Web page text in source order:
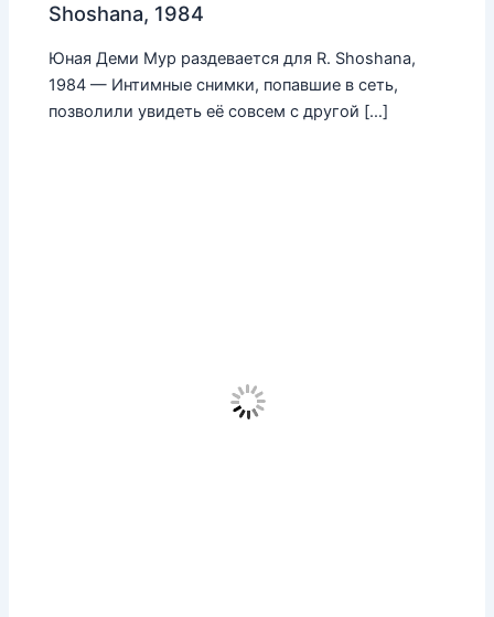
Shoshana, 1984
Юная Деми Мур раздевается для R. Shoshana,
1984 — Интимные снимки, попавшие в сеть,
позволили увидеть её совсем с другой […]